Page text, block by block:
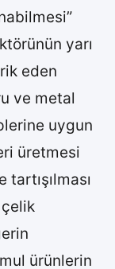
yarı
eden
ve metal
uygun
üretmesi
ürünlerin